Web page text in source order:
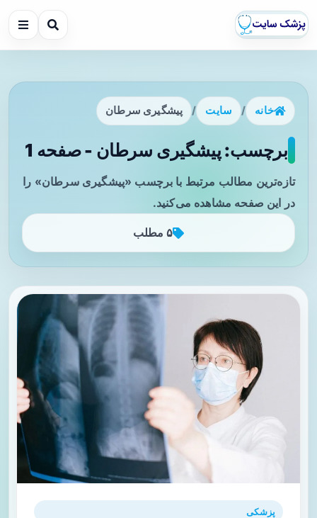
خانه / سایت / پیشگیری سرطان
برچسب: پیشگیری سرطان - صفحه 1
تازه‌ترین مطالب مرتبط با برچسب «پیشگیری سرطان» را
در این صفحه مشاهده می‌کنید.
۵ مطلب
پزشکی